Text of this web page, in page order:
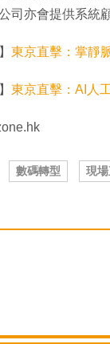
司亦會提供系統
東京直擊：掌靜
東京直擊：AI人
數碼轉型 現